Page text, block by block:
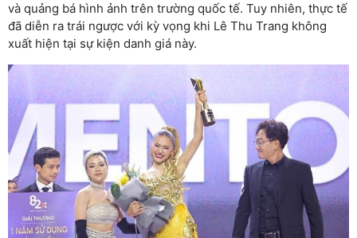
và quảng bá hình ảnh trên trường quốc tế. Tuy nhiên, thực tế
đã diễn ra trái ngược với kỳ vọng khi Lê Thu Trang không
xuất hiện tại sự kiện danh giá này.